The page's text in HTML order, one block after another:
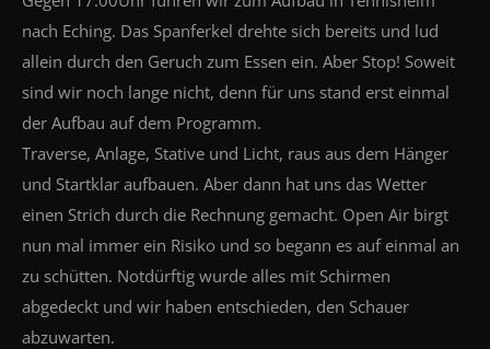
nach Eching. Das Spanferkel drehte sich bereits und lud
allein durch den Geruch zum Essen ein. Aber Stop! Soweit
sind wir noch lange nicht, denn für uns stand erst einmal
der Aufbau auf dem Programm.
Traverse, Anlage, Stative und Licht, raus aus dem Hänger
und Startklar aufbauen. Aber dann hat uns das Wetter
einen Strich durch die Rechnung gemacht. Open Air birgt
nun mal immer ein Risiko und so begann es auf einmal an
zu schütten. Notdürftig wurde alles mit Schirmen
abgedeckt und wir haben entschieden, den Schauer
abzuwarten.